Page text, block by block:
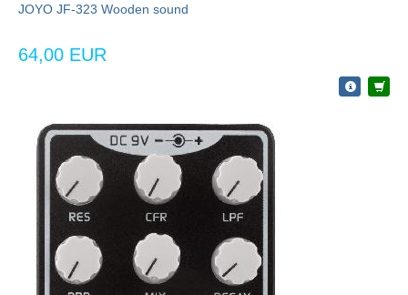
JOYO JF-323 Wooden sound
64,00 EUR